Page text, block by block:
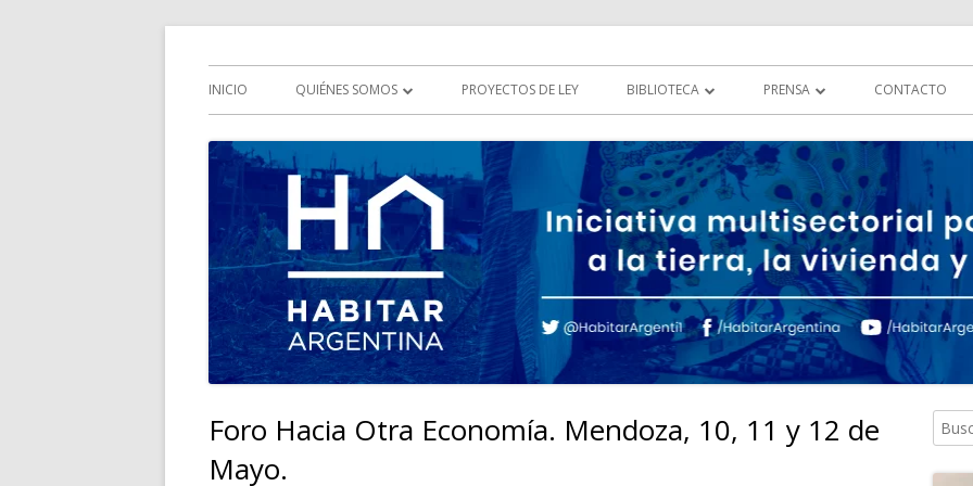
HABITAR Argentina
Menú
principal
INICIO QUIÉNES SOMOS
HISTORIA
OBJETIVOS
COMISIONES
PROYECTOS DE LEY BIBLIOTECA
LEGISLACIÓN
PRENSA
MULTIMEDIA
COMUNICADOS
CONTACTO
Foro Hacia Otra Economía. Mendoza, 10, 11 y 12 de
Mayo.